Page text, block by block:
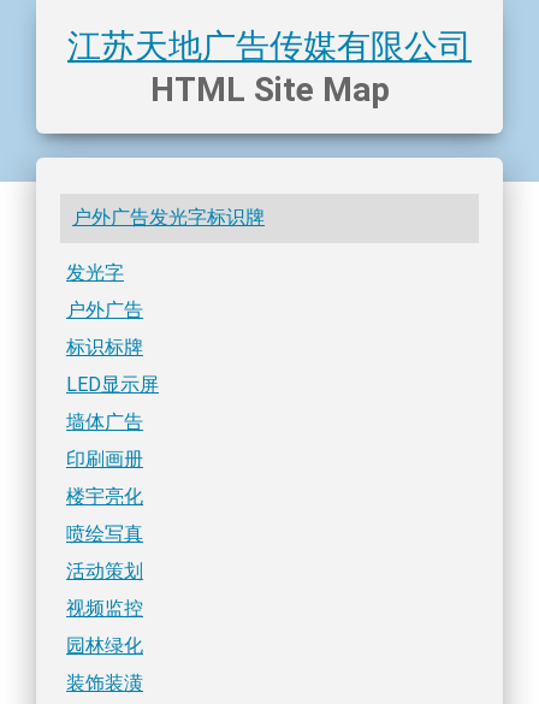
江苏天地广告传媒有限公司
HTML Site Map
户外广告发光字标识牌
发光字
户外广告
标识标牌
LED显示屏
墙体广告
印刷画册
楼宇亮化
喷绘写真
活动策划
视频监控
园林绿化
装饰装潢